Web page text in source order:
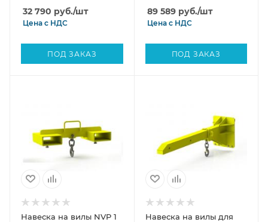
32 790 руб./шт
Цена с НДС
ПОД ЗАКАЗ
89 589руб./шт
Цена с НДС
ПОД ЗАКАЗ
Навеска на вилы NVP 1
Навеска на вилы для